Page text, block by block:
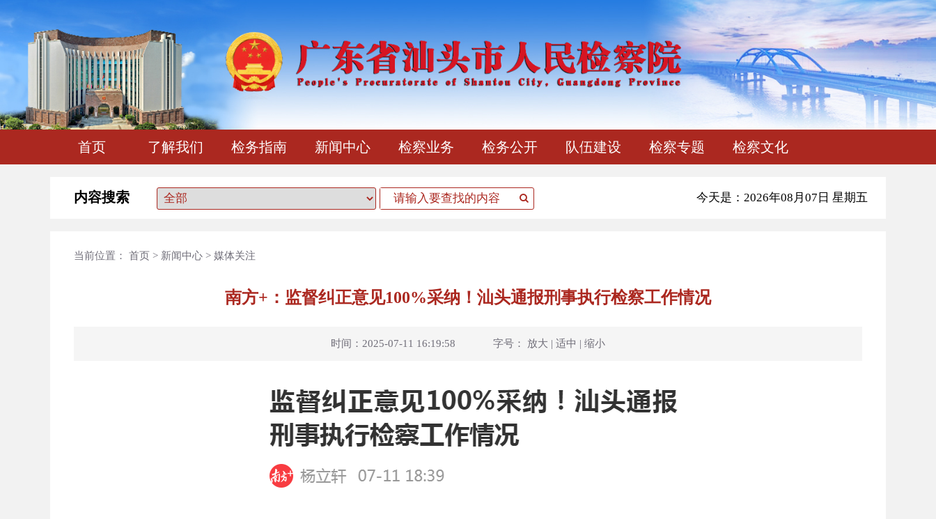
首页 了解我们 检务指南 新闻中心 检察业务 检务公开 队伍建设 检察专题 检察文化
内容搜索 今天是：2026年08月07日 星期五
当前位置： 首页 > 新闻中心 > 媒体关注
南方+：监督纠正意见100%采纳！汕头通报刑事执行检察工作情况
时间：2025-07-11 16:19:58 字号： 放大 | 适中 | 缩小